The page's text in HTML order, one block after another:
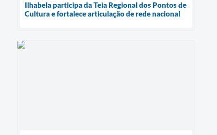
Ilhabela participa da Teia Regional dos Pontos de
Cultura e fortalece articulação de rede nacional